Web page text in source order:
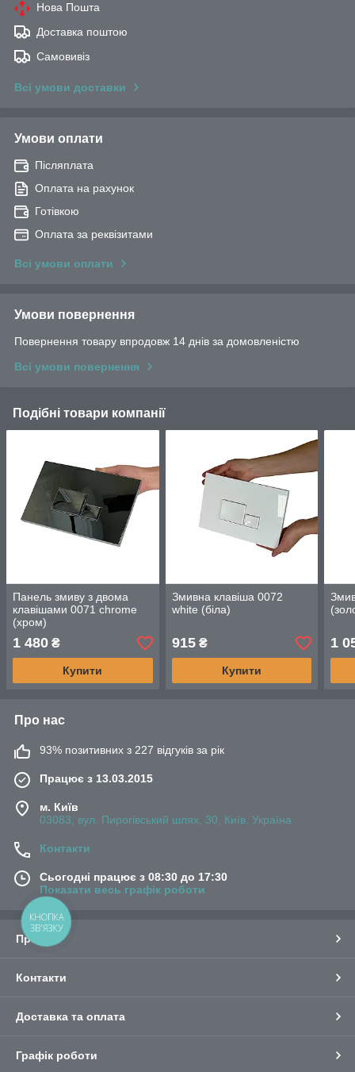
Нова Пошта
Доставка поштою
Самовивіз
Всі умови доставки
Умови оплати
Післяплата
Оплата на рахунок
Готівкою
Оплата за реквізитами
Всі умови оплати
Умови повернення
Повернення товару впродовж 14 днів за домовленістю
Всі умови повернення
Подібні товари компанії
Панель змиву з двома
клавішами 0071 chrome
(хром)
1 480 ₴
Купити
Змивна клавіша 0072
white (біла)
915₴
Купити
1
Про нас
93% позитивних з 227 відгуків за рік
Працює з 13.03.2015
м. Київ
03083, вул. Пирогівський шлях, 30, Київ, Україна
Контакти
Сьогодні працює з 08:30 до 17:30
Показати весь графік роботи
Про нас
Контакти
Доставка та оплата
Графік роботи
КНОПКА
ЗВ'ЯЗКУ